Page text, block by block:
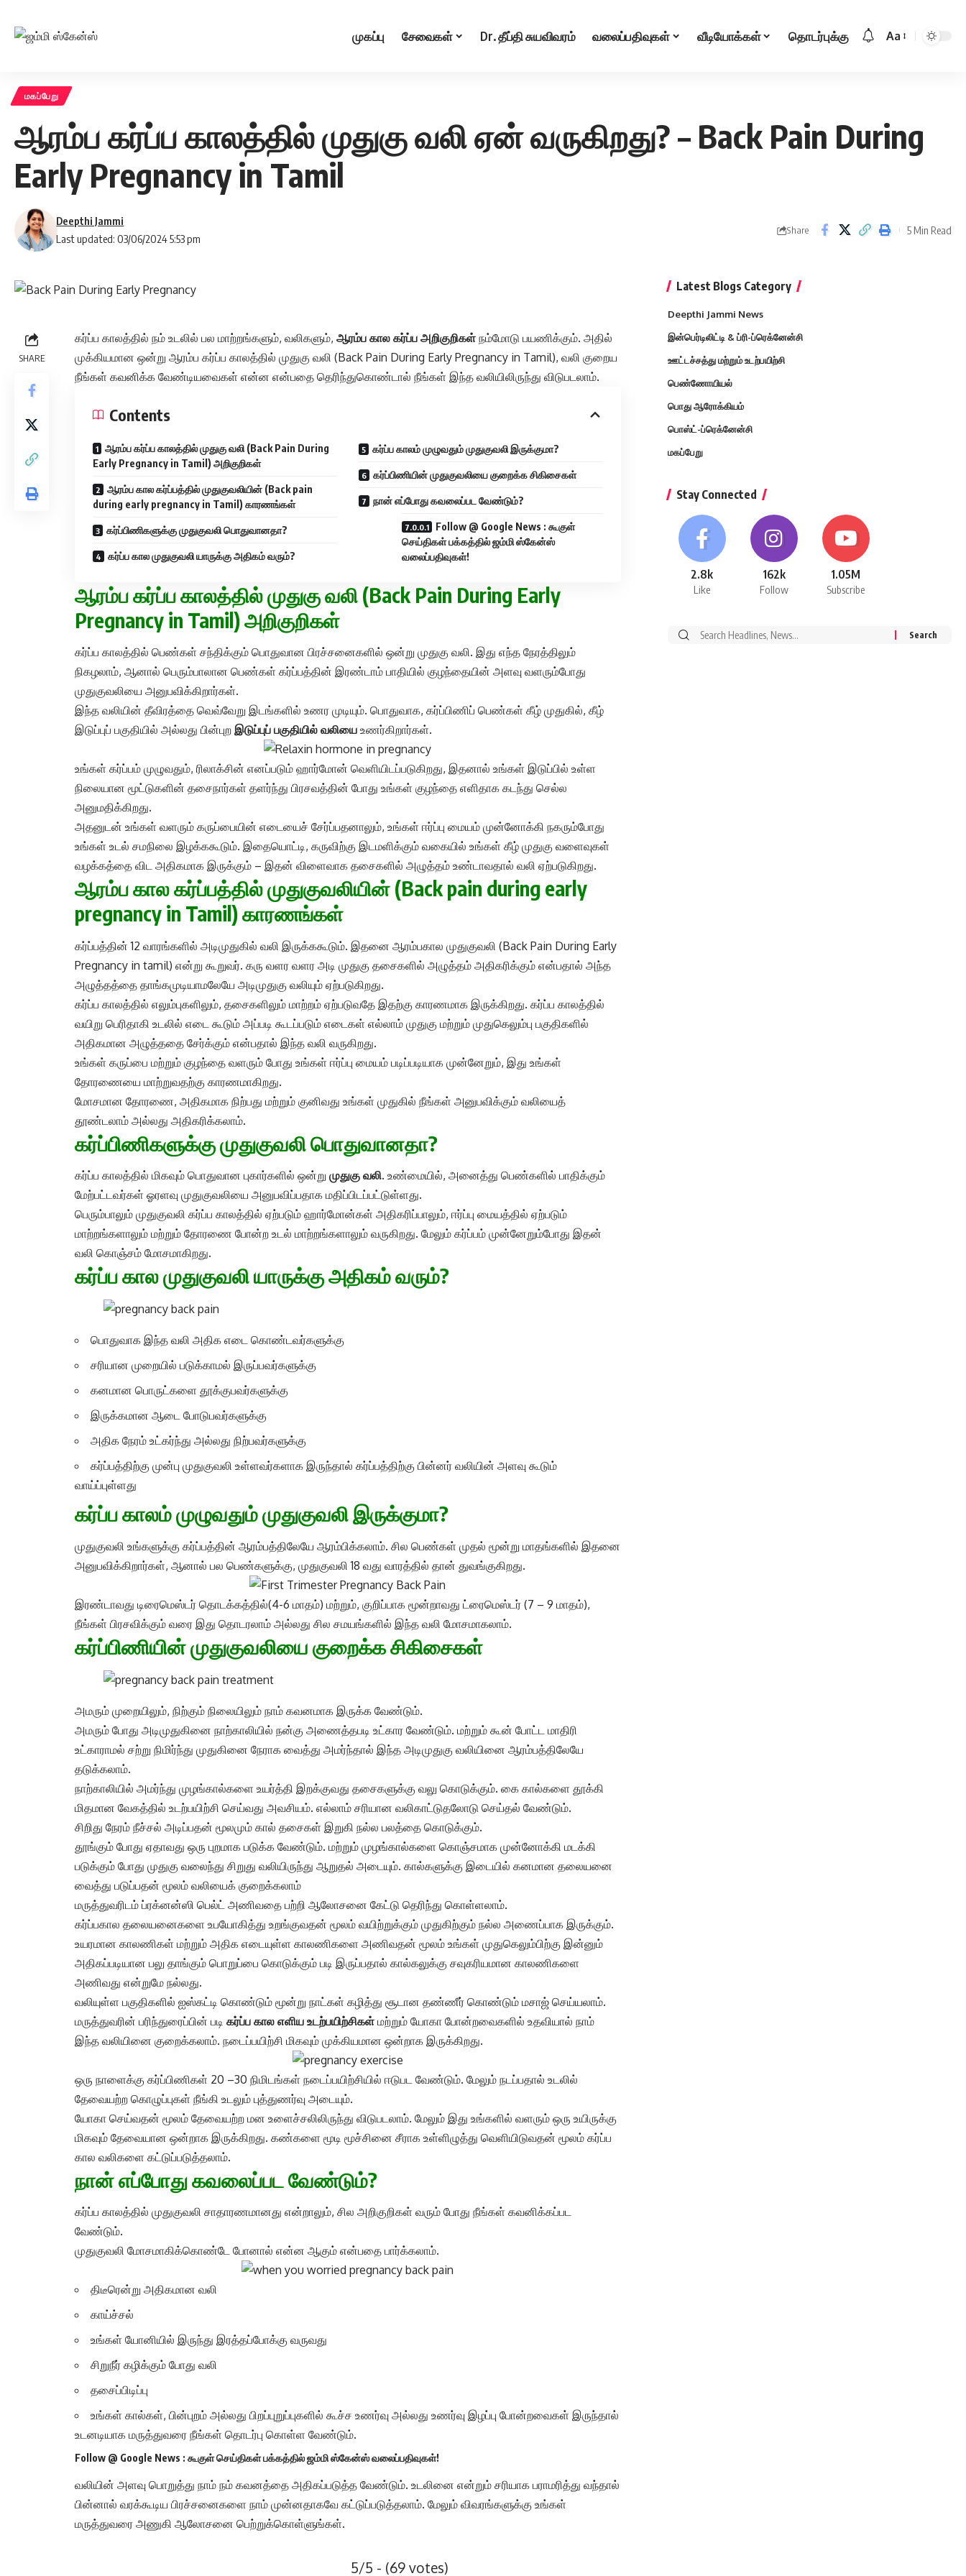
முகப்பு சேவைகள் Dr. தீப்தி சுயவிவரம் வலைப்பதிவுகள் வீடியோக்கள் தொடர்புக்கு
Font
Aa
மகப்பேறு
ஆரம்ப கர்ப்ப காலத்தில் முதுகு வலி ஏன் வருகிறது? – Back Pain During
Early Pregnancy in Tamil
Last updated: 03/06/2024 5:53 pm
Deepthi Jammi
Share 5 Min Read
SHARE
கர்ப்ப காலத்தில் நம் உடலில் பல மாற்றங்களும், வலிகளும், ஆரம்ப கால கர்ப்ப அறிகுறிகள்நம்மோடு பயணிக்கும். அதில்
முக்கியமான ஒன்று ஆரம்ப கர்ப்ப காலத்தில் முதுகு வலி (Back Pain During Early Pregnancy in Tamil), வலி குறைய
நீங்கள் கவனிக்க வேண்டியவைகள் என்ன என்பதை தெரிந்துகொண்டால் நீங்கள் இந்த வலியிலிருந்து விடுபடலாம்.
Contents
ஆரம்ப கர்ப்ப காலத்தில் முதுகு வலி (Back Pain During
Early Pregnancy in Tamil) அறிகுறிகள்
ஆரம்ப கால கர்ப்பத்தில் முதுகுவலியின் (Back pain
during early pregnancy in Tamil) காரணங்கள்
கர்ப்பிணிகளுக்கு முதுகுவலி பொதுவானதா?
கர்ப்ப கால முதுகுவலி யாருக்கு அதிகம் வரும்?
கர்ப்ப காலம் முழுவதும் முதுகுவலி இருக்குமா?
கர்ப்பிணியின் முதுகுவலியை குறைக்க சிகிசைகள்
நான் எப்போது கவலைப்பட வேண்டும்?
Follow @ Google News : கூகுள்
செய்திகள் பக்கத்தில் ஜம்மி ஸ்கேன்ஸ்
வலைப்பதிவுகள்!
ஆரம்ப கர்ப்ப காலத்தில் முதுகு வலி (Back Pain During Early
Pregnancy in Tamil) அறிகுறிகள்
கர்ப்ப காலத்தில் பெண்கள் சந்திக்கும் பொதுவான பிரச்சனைகளில் ஒன்று முதுகு வலி. இது எந்த நேரத்திலும்
நிகழலாம், ஆனால் பெரும்பாலான பெண்கள் கர்ப்பத்தின் இரண்டாம் பாதியில் குழந்தையின் அளவு வளரும்போது
முதுகுவலியை அனுபவிக்கிறார்கள்.
இந்த வலியின் தீவிரத்தை வெவ்வேறு இடங்களில் உணர முடியும். பொதுவாக, கர்ப்பிணிப் பெண்கள் கீழ் முதுகில், கீழ்
இடுப்புப் பகுதியில் அல்லது பின்புற இடுப்புப் பகுதியில் வலியைஉணர்கிறார்கள்.
உங்கள் கர்ப்பம் முழுவதும், ரிலாக்சின் எனப்படும் ஹார்மோன் வெளியிடப்படுகிறது, இதனால் உங்கள் இடுப்பில் உள்ள
நிலையான மூட்டுகளின் தசைநார்கள் தளர்ந்து பிரசவத்தின் போது உங்கள் குழந்தை எளிதாக கடந்து செல்ல
அனுமதிக்கிறது.
அதனுடன் உங்கள் வளரும் கருப்பையின் எடையைச் சேர்ப்பதனாலும், உங்கள் ஈர்ப்பு மையம் முன்னோக்கி நகரும்போது
உங்கள் உடல் சமநிலை இழக்ககூடும். இதையொட்டி, கருவிற்கு இடமளிக்கும் வகையில் உங்கள் கீழ் முதுகு வளைவுகள்
வழக்கத்தை விட அதிகமாக இருக்கும் – இதன் விளைவாக தசைகளில் அழுத்தம் உண்டாவதால் வலி ஏற்படுகிறது.
ஆரம்ப கால கர்ப்பத்தில் முதுகுவலியின் (Back pain during early
pregnancy in Tamil) காரணங்கள்
கர்ப்பத்தின் 12 வாரங்களில் அடிமுதுகில் வலி இருக்ககூடும். இதனை ஆரம்பகால முதுகுவலி (Back Pain During Early
Pregnancy in tamil) என்று கூறுவர். கரு வளர வளர அடி முதுகு தசைகளில் அழுத்தம் அதிகரிக்கும் என்பதால் அந்த
அழுத்தத்தை தாங்கமுடியாமலேயே அடிமுதுகு வலியும் ஏற்படுகிறது.
கர்ப்ப காலத்தில் எலும்புகளிலும், தசைகளிலும் மாற்றம் ஏற்படுவதே இதற்கு காரணமாக இருக்கிறது. கர்ப்ப காலத்தில்
வயிறு பெரிதாகி உடலில் எடை கூடும் அப்படி கூடப்படும் எடைகள் எல்லாம் முதுகு மற்றும் முதுகெலும்பு பகுதிகளில்
அதிகமான அழுத்ததை சேர்க்கும் என்பதால் இந்த வலி வருகிறது.
உங்கள் கருப்பை மற்றும் குழந்தை வளரும் போது உங்கள் ஈர்ப்பு மையம் படிப்படியாக முன்னேறும், இது உங்கள்
தோரணையை மாற்றுவதற்கு காரணமாகிறது.
மோசமான தோரணை, அதிகமாக நிற்பது மற்றும் குனிவது உங்கள் முதுகில் நீங்கள் அனுபவிக்கும் வலியைத்
தூண்டலாம் அல்லது அதிகரிக்கலாம்.
கர்ப்பிணிகளுக்கு முதுகுவலி பொதுவானதா?
கர்ப்ப காலத்தில் மிகவும் பொதுவான புகார்களில் ஒன்று முதுகு வலி. உண்மையில், அனைத்து பெண்களில் பாதிக்கும்
மேற்பட்டவர்கள் ஓரளவு முதுகுவலியை அனுபவிப்பதாக மதிப்பிடப்பட்டுள்ளது.
பெரும்பாலும் முதுகுவலி கர்ப்ப காலத்தில் ஏற்படும் ஹார்மோன்கள் அதிகரிப்பாலும், ஈர்ப்பு மையத்தில் ஏற்படும்
மாற்றங்களாலும் மற்றும் தோரணை போன்ற உடல் மாற்றங்களாலும் வருகிறது. மேலும் கர்ப்பம் முன்னேறும்போது இதன்
வலி கொஞ்சம் மோசமாகிறது.
கர்ப்ப கால முதுகுவலி யாருக்கு அதிகம் வரும்?
பொதுவாக இந்த வலி அதிக எடை கொண்டவர்களுக்கு
சரியான முறையில் படுக்காமல் இருப்பவர்களுக்கு
கனமான பொருட்களை தூக்குபவர்களுக்கு
இருக்கமான ஆடை போடுபவர்களுக்கு
அதிக நேரம் உட்கர்ந்து அல்லது நிற்பவர்களுக்கு
கர்ப்பத்திற்கு முன்பு முதுகுவலி உள்ளவர்களாக இருந்தால் கர்ப்பத்திற்கு பின்னர் வலியின் அளவு கூடும்
வாய்ப்புள்ளது
கர்ப்ப காலம் முழுவதும் முதுகுவலி இருக்குமா?
முதுகுவலி உங்களுக்கு கர்ப்பத்தின் ஆரம்பத்திலேயே ஆரம்பிக்கலாம். சில பெண்கள் முதல் மூன்று மாதங்களில் இதனை
அனுபவிக்கிறார்கள், ஆனால் பல பெண்களுக்கு, முதுகுவலி 18 வது வாரத்தில் தான் துவங்குகிறது.
இரண்டாவது டிரைமெஸ்டர் தொடக்கத்தில்(4-6 மாதம்) மற்றும், ​​குறிப்பாக மூன்றாவது ட்ரைமெஸ்டர் (7 – 9 மாதம்),
நீங்கள் பிரசவிக்கும் வரை இது தொடரலாம் அல்லது சில சமயங்களில் இந்த வலி மோசமாகலாம்.
கர்ப்பிணியின் முதுகுவலியை குறைக்க சிகிசைகள்
அமரும் முறையிலும், நிற்கும் நிலையிலும் நாம் கவனமாக இருக்க வேண்டும்.
அமரும் போது அடிமுதுகினை நாற்காலியில் நன்கு அணைத்தபடி உட்கார வேண்டும். மற்றும் கூன் போட்ட மாதிரி
உட்காராமல் சற்று நிமிர்ந்து முதுகினை நேராக வைத்து அமர்ந்தால் இந்த அடிமுதுகு வலியினை ஆரம்பத்திலேயே
தடுக்கலாம்.
நாற்காலியில் அமர்ந்து முழங்கால்களை உயர்த்தி இறக்குவது தசைகளுக்கு வலு கொடுக்கும். கை கால்களை தூக்கி
மிதமான வேகத்தில் உடற்பயிற்சி செய்வது அவசியம். எல்லாம் சரியான வலிகாட்டுதலோடு செய்தல் வேண்டும்.
சிறிது நேரம் நீச்சல் அடிப்பதன் மூலமும் கால் தசைகள் இறுகி நல்ல பலத்தை கொடுக்கும்.
தூங்கும் போது ஏதாவது ஒரு புறமாக படுக்க வேண்டும். மற்றும் முழங்கால்களை கொஞ்சமாக முன்னோக்கி மடக்கி
படுக்கும் போது முதுகு வலைந்து சிறுது வலியிருந்து ஆறுதல் அடையும். கால்களுக்கு இடையில் கனமான தலையனை
வைத்து படுப்பதன் மூலம் வலியைக் குறைக்கலாம்
மருத்துவரிடம் ப்ரக்னன்ஸி பெல்ட் அணிவதை பற்றி ஆலோசனை கேட்டு தெரிந்து கொள்ளலாம்.
கர்ப்பகால தலையனைகளை உபயோகித்து உறங்குவதன் மூலம் வயிற்றுக்கும் முதுகிற்கும் நல்ல அணைப்பாக இருக்கும்.
உயரமான காலணிகள் மற்றும் அதிக எடையுள்ள காலணிகளை அணிவதன் மூலம் உங்கள் முதுகெலும்பிற்கு இன்னும்
அதிகப்படியான பலு தாங்கும் பொறுப்பை கொடுக்கும் படி இருப்பதால் கால்கலுக்கு சவுகரியமான காலணிகளை
அணிவது என்றுமே நல்லது.
வலியுள்ள பகுதிகளில் ஐஸ்கட்டி கொண்டும் மூன்று நாட்கள் கழித்து சூடான தண்ணீர் கொண்டும் மசாஜ் செய்யலாம்.
மருத்துவரின் பரிந்துரைப்பின் படி கர்ப்ப கால எளிய உடற்பயிற்சிகள்மற்றும் யோகா போன்றவைகளில் உதவியால் நாம்
இந்த வலியினை குறைக்கலாம். நடைப்பயிற்சி மிகவும் முக்கியமான ஒன்றாக இருக்கிறது.
ஒரு நாளைக்கு கர்ப்பிணிகள் 20 –30 நிமிடங்கள் நடைப்பயிற்சியில் ஈடுபட வேண்டும். மேலும் நடப்பதால் உடலில்
தேவையற்ற கொழுப்புகள் நீங்கி உடலும் புத்துணர்வு அடையும்.
யோகா செய்வதன் மூலம் தேவையற்ற மன உளைச்சலிலிருந்து விடுபடலாம். மேலும் இது உங்களில் வளரும் ஒரு உயிருக்கு
மிகவும் தேவையான ஒன்றாக இருக்கிறது. கண்களை மூடி மூச்சினை சீராக உள்ளிழுத்து வெளியிடுவதன் மூலம் கர்ப்ப
கால வலிகளை கட்டுப்படுத்தலாம்.
நான் எப்போது கவலைப்பட வேண்டும்?
கர்ப்ப காலத்தில் முதுகுவலி சாதாரணமானது என்றாலும், சில அறிகுறிகள் வரும் போது நீங்கள் கவனிக்கப்பட
வேண்டும்.
முதுகுவலி மோசமாகிக்கொண்டே போனால் என்ன ஆகும் என்பதை பார்க்கலாம்.
திடீரென்று அதிகமான வலி
காய்ச்சல்
உங்கள் யோனியில் இருந்து இரத்தப்போக்கு வருவது
சிறுநீர் கழிக்கும் போது வலி
தசைப்பிடிப்பு
உங்கள் கால்கள், பின்புறம் அல்லது பிறப்புறுப்புகளில் கூச்ச உணர்வு அல்லது உணர்வு இழப்பு போன்றவைகள் இருந்தால்
உடனடியாக மருத்துவரை நீங்கள் தொடர்பு கொள்ள வேண்டும்.
Follow @ Google News : கூகுள் செய்திகள் பக்கத்தில் ஜம்மி ஸ்கேன்ஸ் வலைப்பதிவுகள்!
வலியின் அளவு பொறுத்து நாம் நம் கவனத்தை அதிகப்படுத்த வேண்டும். உடலினை என்றும் சரியாக பராமரித்து வந்தால்
பின்னால் வரக்கூடிய பிரச்சனைகளை நாம் முன்னதாகவே கட்டுப்படுத்தலாம். மேலும் விவரங்களுக்கு உங்கள்
மருத்துவரை அணுகி ஆலோசனை பெற்றுக்கொள்ளுங்கள்.
5/5 - (69 votes)
Latest Blogs Category
Deepthi Jammi News
இன்பெர்டிலிட்டி & ப்ரி-ப்ரெக்னேன்சி
ஊட்டச்சத்து மற்றும் உடற்பயிற்சி
பெண்ணோயியல்
பொது ஆரோக்கியம்
பொஸ்ட்-ப்ரெக்னேன்சி
மகப்பேறு
Stay Connected
2.8k
Like
162k
Follow
1.05M
Subscribe
Search